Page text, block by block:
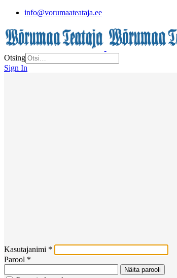
info@vorumaateataja.ee
Otsing
Sign In
Kasutajanimi *
Parool *
Näita parooli